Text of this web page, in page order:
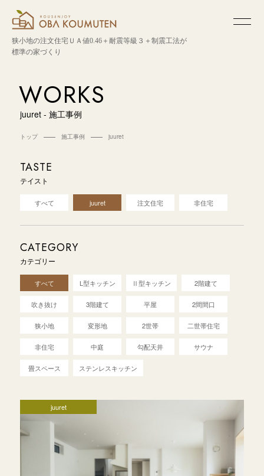
狭小地の注文住宅ＵＡ値0.46＋耐震等級３＋制震工法が
標準の家づくり
WORKS
juuret - 施工事例
トップ 施工事例 juuret
テイスト
すべて juuret 注文住宅 非住宅
カテゴリー
すべて L型キッチン Ⅱ型キッチン 2階建て
吹き抜け 3階建て 平屋 2間間口
狭小地 変形地 2世帯 二世帯住宅
非住宅 中庭 勾配天井 サウナ
畳スペース ステンレスキッチン
juuret